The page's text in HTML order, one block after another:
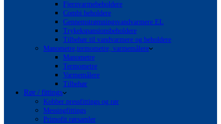
Fjernvarmebeholdere
Combi beholdere
Gennemstrømningsvandvarmere EL
Trykekspansionsbeholdere
Tilbehør til vandvarmere og beholdere
Manometre,termometre, varmemålere
Manometre
Termometre
Varmemålere
Tilbehør
Rør / fittings
Kobber pressfittings og rør
Messingfittings
Primofit rørsamler